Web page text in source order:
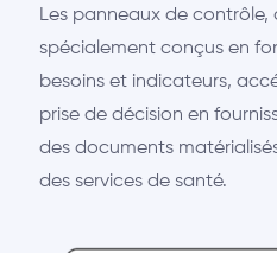
Les panneaux de contrôle,
spécialement conçus en
besoins et indicateurs,
prise de décision en
des documents
des services de santé.